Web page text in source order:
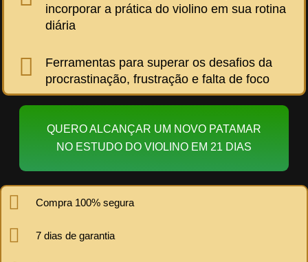
incorporar a prática do violino em sua rotina
diária
Ferramentas para superar os desafios da
procrastinação, frustração e falta de foco
QUERO ALCANÇAR UM NOVO PATAMAR
NO ESTUDO DO VIOLINO EM 21 DIAS
Compra 100% segura
7 dias de garantia